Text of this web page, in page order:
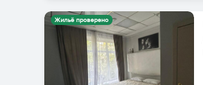
Жильё проверено